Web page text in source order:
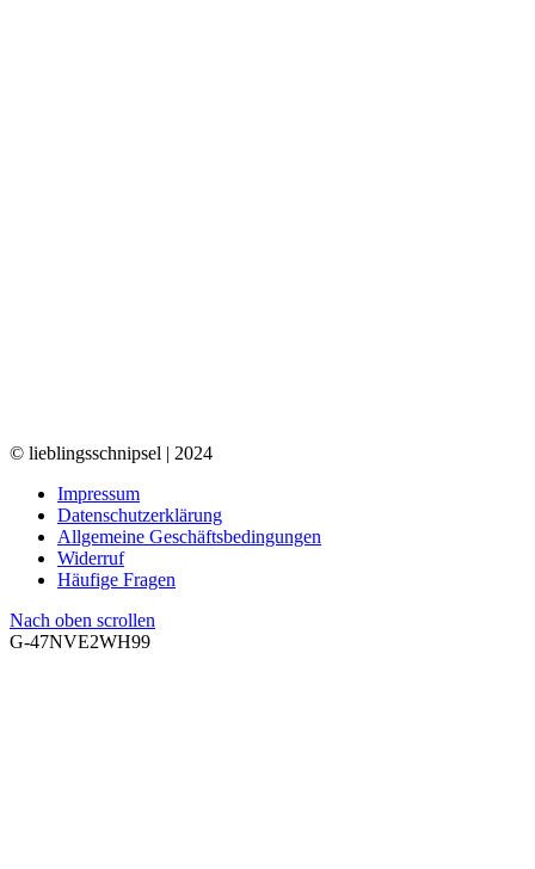
© lieblingsschnipsel | 2024
Impressum
Datenschutzerklärung
Allgemeine Geschäftsbedingungen
Widerruf
Häufige Fragen
Nach oben scrollen
G-47NVE2WH99